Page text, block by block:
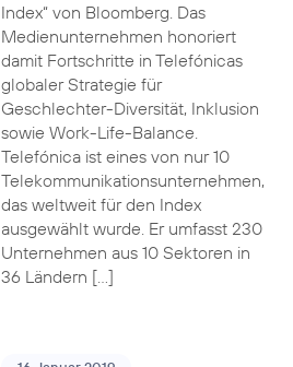
Index“ von Bloomberg. Das
Medienunternehmen honoriert
damit Fortschritte in Telefónicas
globaler Strategie für
Geschlechter-Diversität, Inklusion
sowie Work-Life-Balance.
Telefónica ist eines von nur 10
Telekommunikationsunternehmen,
das weltweit für den Index
ausgewählt wurde. Er umfasst 230
Unternehmen aus 10 Sektoren in
36 Ländern […]